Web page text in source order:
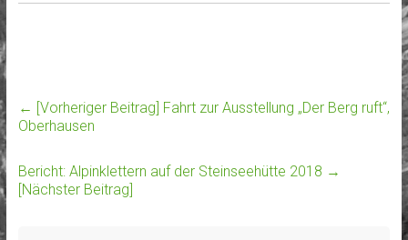
← [Vorheriger Beitrag] Fahrt zur Ausstellung „Der Berg ruft“,
Oberhausen
Bericht: Alpinklettern auf der Steinseehütte 2018 →
[Nächster Beitrag]